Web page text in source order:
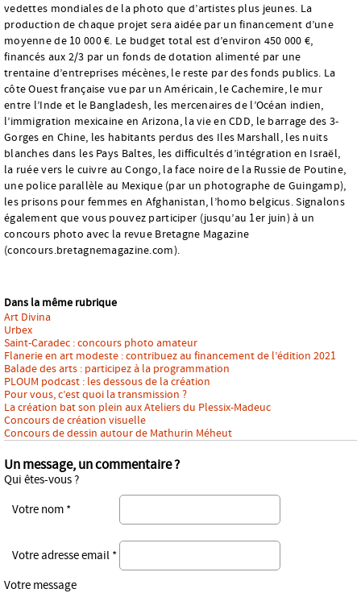
vedettes mondiales de la photo que d’artistes plus jeunes. La
production de chaque projet sera aidée par un financement d’une
moyenne de 10 000 €. Le budget total est d’environ 450 000 €,
financés aux 2/3 par un fonds de dotation alimenté par une
trentaine d’entreprises mécènes, le reste par des fonds publics. La
côte Ouest française vue par un Américain, le Cachemire, le mur
entre l’Inde et le Bangladesh, les mercenaires de l’Océan indien,
l’immigration mexicaine en Arizona, la vie en CDD, le barrage des 3-
Gorges en Chine, les habitants perdus des Iles Marshall, les nuits
blanches dans les Pays Baltes, les difficultés d’intégration en Israël,
la ruée vers le cuivre au Congo, la face noire de la Russie de Poutine,
une police parallèle au Mexique (par un photographe de Guingamp),
les prisons pour femmes en Afghanistan, l’homo belgicus. Signalons
également que vous pouvez participer (jusqu’au 1er juin) à un
concours photo avec la revue Bretagne Magazine
(concours.bretagnemagazine.com).
Dans la même rubrique
Art Divina
Urbex
Saint-Caradec : concours photo amateur
Flanerie en art modeste : contribuez au financement de l’édition 2021
Balade des arts : participez à la programmation
PLOUM podcast : les dessous de la création
Pour vous, c’est quoi la transmission ?
La création bat son plein aux Ateliers du Plessix-Madeuc
Concours de création visuelle
Concours de dessin autour de Mathurin Méheut
Un message, un commentaire ?
Qui êtes-vous ?
Votre nom *
Votre adresse email *
Votre message